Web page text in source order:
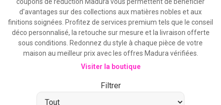
d'avantages sur des collections aux matières nobles et aux
finitions soignées. Profitez de services premium tels que le conseil
déco personnalisé, la retouche sur mesure et la livraison offerte
sous conditions. Redonnez du style à chaque pièce de votre
maison au meilleur prix avec les offres Madura vérifiées.
Visiter la boutique
Filtrer